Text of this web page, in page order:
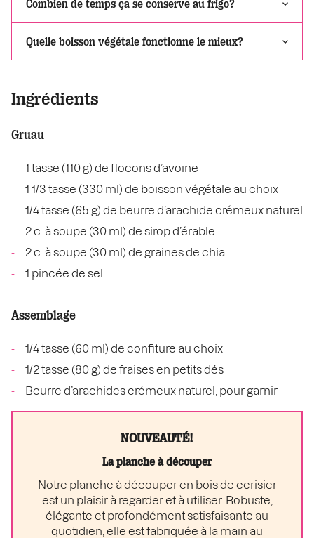
Combien de temps ça se conserve au frigo?
Quelle boisson végétale fonctionne le mieux?
Ingrédients
Gruau
1 tasse (110 g) de flocons d’avoine
1 1/3 tasse (330 ml) de boisson végétale au choix
1/4 tasse (65 g) de beurre d’arachide crémeux naturel
2 c. à soupe (30 ml) de sirop d’érable
2 c. à soupe (30 ml) de graines de chia
1 pincée de sel
Assemblage
1/4 tasse (60 ml) de confiture au choix
1/2 tasse (80 g) de fraises en petits dés
Beurre d’arachides crémeux naturel, pour garnir
NOUVEAUTÉ!
La planche à découper
Notre planche à découper en bois de cerisier
est un plaisir à regarder et à utiliser. Robuste,
élégante et profondément satisfaisante au
quotidien, elle est fabriquée à la main au